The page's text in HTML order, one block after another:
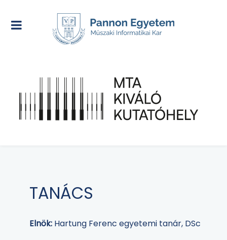
TANÁCS
Elnök: Hartung Ferenc egyetemi tanár, DSc